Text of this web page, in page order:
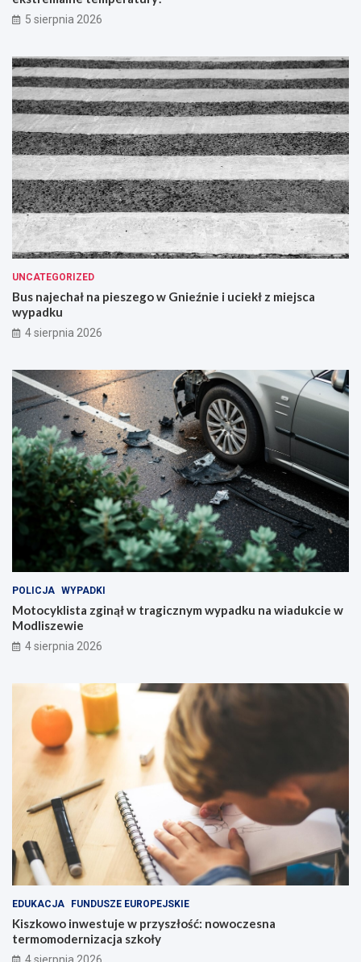
5 sierpnia 2026
UNCATEGORIZED
Bus najechał na pieszego w Gnieźnie i uciekł z miejsca
wypadku
4 sierpnia 2026
POLICJA WYPADKI
Motocyklista zginął w tragicznym wypadku na wiadukcie w
Modliszewie
4 sierpnia 2026
EDUKACJA FUNDUSZE EUROPEJSKIE
Kiszkowo inwestuje w przyszłość: nowoczesna
termomodernizacja szkoły
4 sierpnia 2026